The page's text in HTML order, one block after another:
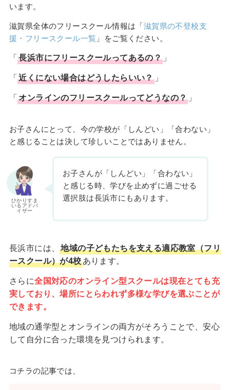
います。
滋賀県全体のフリースクール情報は「滋賀県の不登校支
援・フリースクール一覧 」をご覧ください。
「長浜市にフリースクールってあるの？ 」
「近くにない場合はどうしたらいい？」
「オンラインのフリースクールってどうなの？ 」
お子さんにとって、今の学校が「しんどい」「合わない」
と感じることは決して珍しいことではありません。
ひかりすま
いるアドバ
イザー
お子さんが「しんどい」「合わない」
と感じる時、学びを止めずに過ごせる
選択肢は長浜市にもあります。
長浜市には、地域の子どもたちを支える適応教室（フリ
ースクール）が4校あります。
さらに全国対応のオンライン型スクールは現在とても充
実しており、場所にとらわれず多様な学びを選ぶことが
できます。
地域の通学型とオンラインの両方がそろうことで、安心
して自分に合った環境を見つけられます。
コチラの記事では、